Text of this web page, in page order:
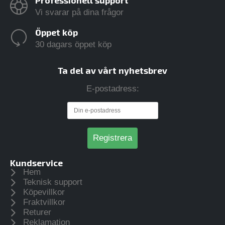
Vi svarar på dina frågor
Öppet köp
30 dagars öppet köp
Ta del av vårt nyhetsbrev
E-postadress:
Kundservice
Hem
Teknisk support
Köpevillkor
Fraktvillkor
Returer
Reklamation